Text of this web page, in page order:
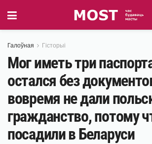
Галоўная Гісторыі
Мог иметь три
остался без
вовремя не дали
гражданство, потому
посадили в Беларуси